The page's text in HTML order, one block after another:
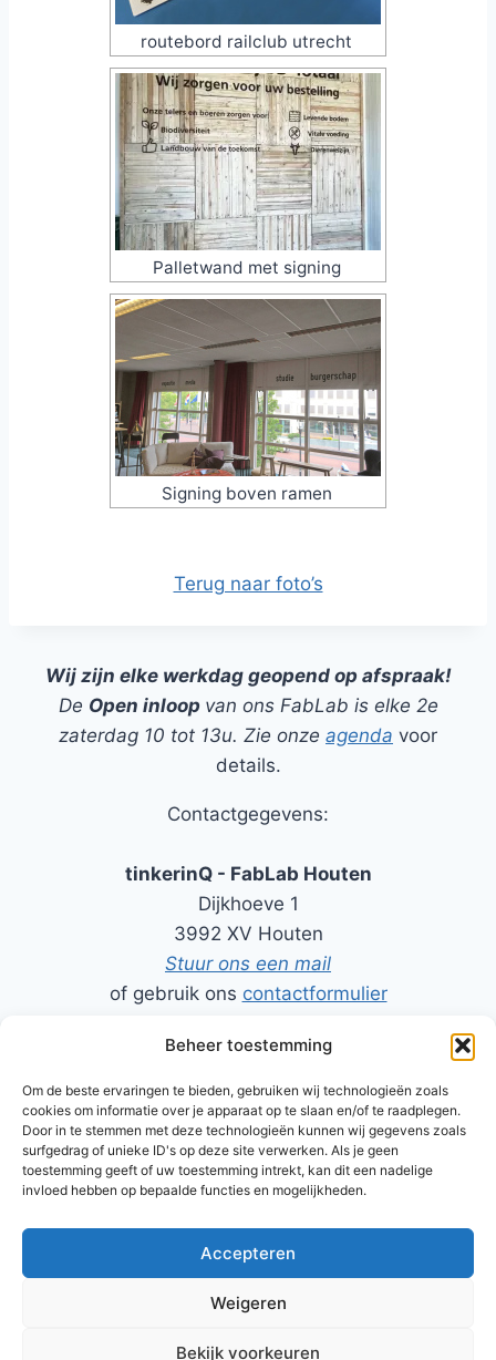
Beheer toestemming
Om de beste ervaringen te bieden, gebruiken wij technologieën zoals
cookies om informatie over je apparaat op te slaan en/of te raadplegen.
Door in te stemmen met deze technologieën kunnen wij gegevens zoals
surfgedrag of unieke ID's op deze site verwerken. Als je geen
toestemming geeft of uw toestemming intrekt, kan dit een nadelige
invloed hebben op bepaalde functies en mogelijkheden.
Accepteren
Weigeren
Bekijk voorkeuren
routebord railclub utrecht
Palletwand met signing
Signing boven ramen
Terug naar foto’s
Wij zijn elke werkdag geopend op afspraak!
De Open inloop van ons FabLab is elke 2e
zaterdag 10 tot 13u. Zie onze agenda voor
details.
Contactgegevens:
tinkerinQ - FabLab Houten
Dijkhoeve 1
3992 XV Houten
Stuur ons een mail
of gebruik ons contactformulier
06-50206464 - Rob
06-52494411 - Harry
TinkerinQ FabLab Houten is tot stand gekomen door de
Krachtfabriek
© 2026 tinkerinQ - WordPress thema door